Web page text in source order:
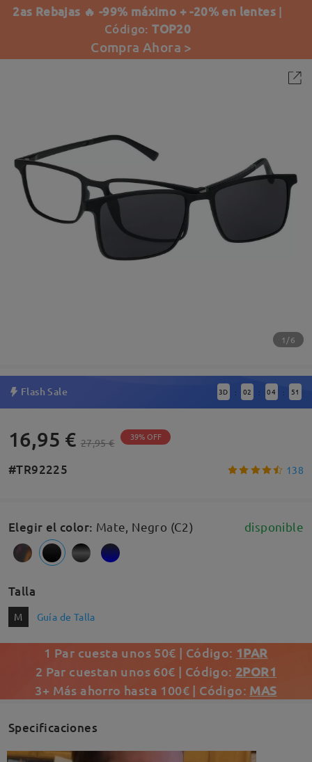
2as Rebajas 🔥 -99% máximo + -20% en lentes |
Código:TOP20
Compra Ahora >
1/6
Flash Sale 3D : 02 : 04 : 50
16,95 € 27,95 € 39% OFF
#TR92225 138
Elegir el color: Mate, Negro (C2) disponible
Talla
M Guía de Talla
1 Par cuesta unos 50€ | Código: 1PAR
2 Par cuestan unos 60€ | Código: 2POR1
3+ Más ahorro hasta 100€ | Código: MAS
Specificaciones